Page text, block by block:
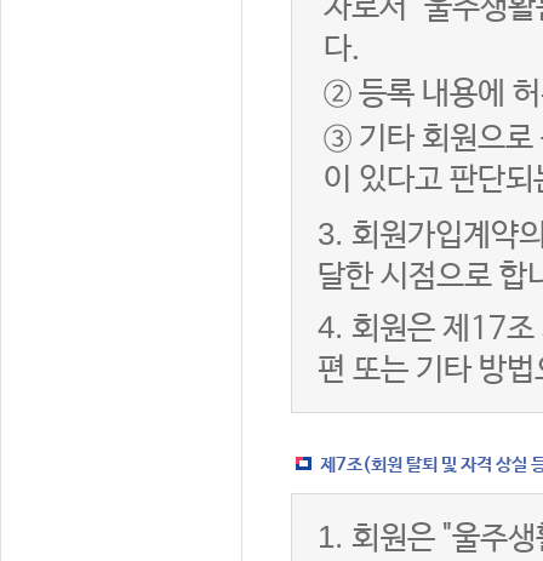
자로서 "울주생
다.
② 등록 내용에
③ 기타 회원으로
이 있다고 판단되
3. 회원가입계약
달한 시점으로 합
4. 회원은 제17조
편 또는 기타 방
제7조(회원 탈퇴 및 자격 상실
1. 회원은 "울주